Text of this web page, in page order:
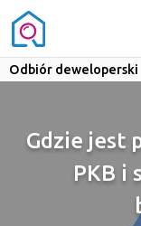
Odbiór deweloperski
Gdzie jest
PKB i